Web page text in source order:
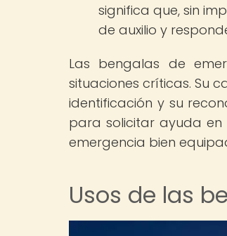
significa que, sin
de auxilio y
Las bengalas de
situaciones críticas. Su
identificación y su
para solicitar ayuda en
emergencia bien
Usos de las